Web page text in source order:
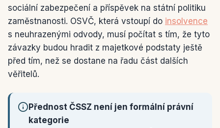
sociální zabezpečení a příspěvek na státní politiku
zaměstnanosti. OSVČ, která vstoupí do insolvence
s neuhrazenými odvody, musí počítat s tím, že tyto
závazky budou hradit z majetkové podstaty ještě
před tím, než se dostane na řadu část dalších
věřitelů.
Přednost ČSSZ není jen formální právní
kategorie